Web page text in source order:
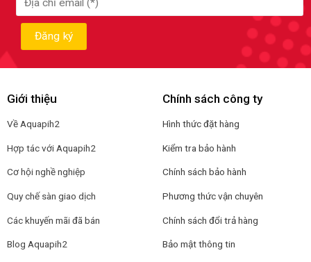
Giới thiệu
Về Aquapih2
Hợp tác với Aquapih2
Cơ hội nghề nghiệp
Quy chế sàn giao dịch
Các khuyến mãi đã bán
Blog Aquapih2
Chính sách công ty
Hình thức đặt hàng
Kiểm tra bảo hành
Chính sách bảo hành
Phương thức vận chuyên
Chính sách đổi trả hàng
Bảo mật thông tin